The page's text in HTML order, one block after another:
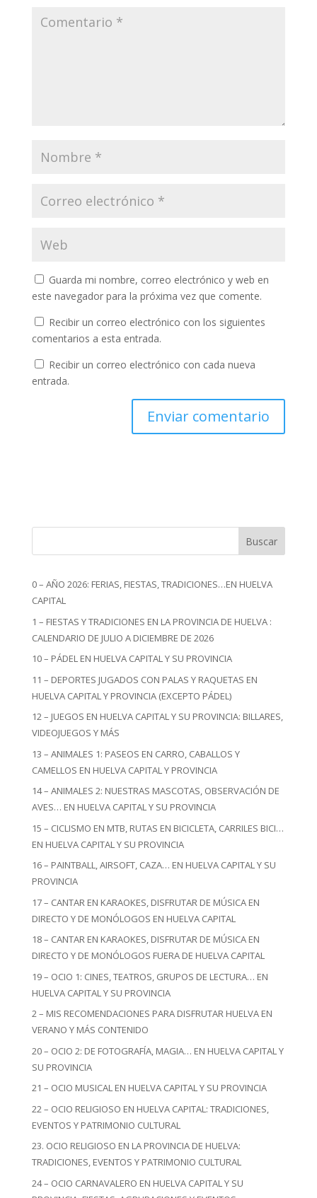
Guarda mi nombre, correo electrónico y web en
este navegador para la próxima vez que comente.
Recibir un correo electrónico con los siguientes
comentarios a esta entrada.
Recibir un correo electrónico con cada nueva
entrada.
Buscar
0 – AÑO 2026: FERIAS, FIESTAS, TRADICIONES…EN HUELVA
CAPITAL
1 – FIESTAS Y TRADICIONES EN LA PROVINCIA DE HUELVA :
CALENDARIO DE JULIO A DICIEMBRE DE 2026
10 – PÁDEL EN HUELVA CAPITAL Y SU PROVINCIA
11 – DEPORTES JUGADOS CON PALAS Y RAQUETAS EN
HUELVA CAPITAL Y PROVINCIA (EXCEPTO PÁDEL)
12 – JUEGOS EN HUELVA CAPITAL Y SU PROVINCIA: BILLARES,
VIDEOJUEGOS Y MÁS
13 – ANIMALES 1: PASEOS EN CARRO, CABALLOS Y
CAMELLOS EN HUELVA CAPITAL Y PROVINCIA
14 – ANIMALES 2: NUESTRAS MASCOTAS, OBSERVACIÓN DE
AVES… EN HUELVA CAPITAL Y SU PROVINCIA
15 – CICLISMO EN MTB, RUTAS EN BICICLETA, CARRILES BICI…
EN HUELVA CAPITAL Y SU PROVINCIA
16 – PAINTBALL, AIRSOFT, CAZA… EN HUELVA CAPITAL Y SU
PROVINCIA
17 – CANTAR EN KARAOKES, DISFRUTAR DE MÚSICA EN
DIRECTO Y DE MONÓLOGOS EN HUELVA CAPITAL
18 – CANTAR EN KARAOKES, DISFRUTAR DE MÚSICA EN
DIRECTO Y DE MONÓLOGOS FUERA DE HUELVA CAPITAL
19 – OCIO 1: CINES, TEATROS, GRUPOS DE LECTURA… EN
HUELVA CAPITAL Y SU PROVINCIA
2 – MIS RECOMENDACIONES PARA DISFRUTAR HUELVA EN
VERANO Y MÁS CONTENIDO
20 – OCIO 2: DE FOTOGRAFÍA, MAGIA… EN HUELVA CAPITAL Y
SU PROVINCIA
21 – OCIO MUSICAL EN HUELVA CAPITAL Y SU PROVINCIA
22 – OCIO RELIGIOSO EN HUELVA CAPITAL: TRADICIONES,
EVENTOS Y PATRIMONIO CULTURAL
23. OCIO RELIGIOSO EN LA PROVINCIA DE HUELVA:
TRADICIONES, EVENTOS Y PATRIMONIO CULTURAL
24 – OCIO CARNAVALERO EN HUELVA CAPITAL Y SU